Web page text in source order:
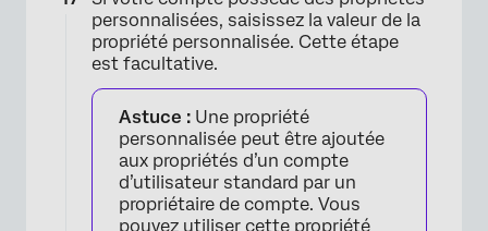
personnalisées, saisissez la valeur de la
propriété personnalisée. Cette étape
est facultative.
Astuce : Une propriété
personnalisée peut être ajoutée
aux propriétés d’un compte
d’utilisateur standard par un
propriétaire de compte. Vous
pouvez utiliser cette propriété